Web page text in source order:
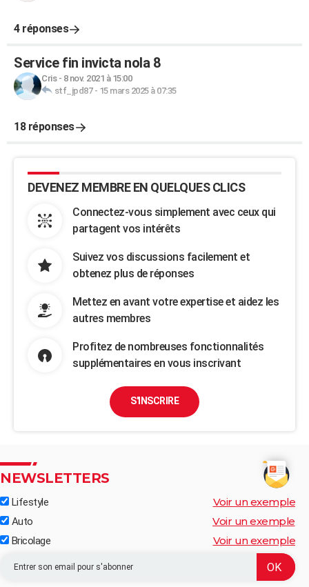
4 réponses
Service fin invicta nola 8
Cris- 8 nov. 2021 à 15:00
stf_jpd87- 15 mars 2025 à 07:35
18 réponses
DEVENEZ MEMBRE EN QUELQUES CLICS
Connectez-vous simplement avec ceux qui
partagent vos intérêts
Suivez vos discussions facilement et
obtenez plus de réponses
Mettez en avant votre expertise et aidez les
autres membres
Profitez de nombreuses fonctionnalités
supplémentaires en vous inscrivant
S'INSCRIRE
NEWSLETTERS
Lifestyle Voir un exemple
Auto Voir un exemple
Bricolage Voir un exemple